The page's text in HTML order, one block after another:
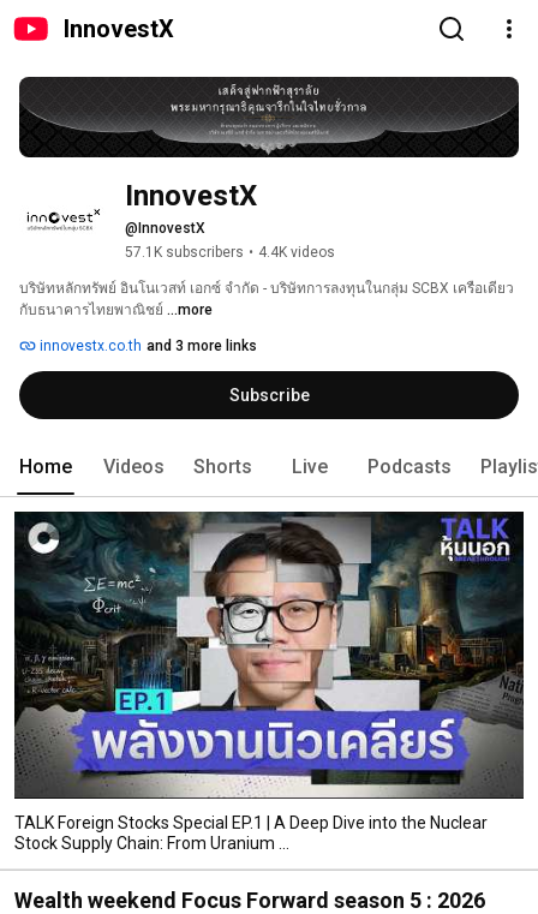
InnovestX
InnovestX
@InnovestX
57.1K subscribers • 4.4K videos
บริษัทหลักทรัพย์ อินโนเวสท์ เอกซ์ จำกัด - บริษัทการลงทุนในกลุ่ม SCBX เครือเดียว
กับธนาคารไทยพาณิชย์ ...more
innovestx.co.th and 3 more links
Subscribe
Home Videos Shorts Live Podcasts
TALK Foreign Stocks Special EP.1 | A Deep Dive into the Nuclear
Stock Supply Chain: From Uranium ...
Wealth weekend Focus Forward season 5 : 2026